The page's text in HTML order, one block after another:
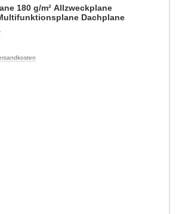
180 g/m² Allzweckplane
Dachplane